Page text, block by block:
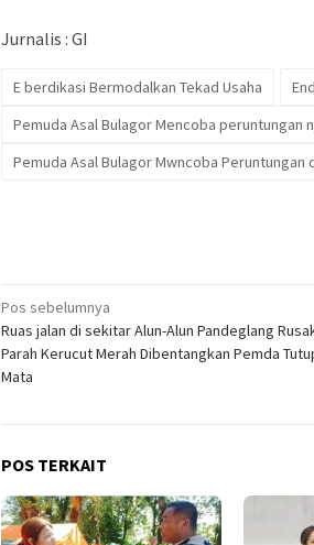
Jurnalis : GI
E berdikasi Bermodalkan Tekad Usaha
Pemuda Asal Bulagor Mencoba peruntungan
Pemuda Asal Bulagor Mwncoba Peruntungan
Navigasi
pos
Pos sebelumnya
Ruas jalan di sekitar Alun-Alun Pandeglang
Parah Kerucut Merah Dibentangkan Pemda
Mata
POS TERKAIT